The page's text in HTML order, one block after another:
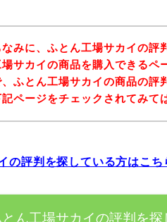
なみに、ふとん工場サカイの評
場サカイの商品を購入できるペ
、ふとん工場サカイの商品の評
記ページをチェックされてみて
の評判を探している方はこち
ん工場サカイの評判を